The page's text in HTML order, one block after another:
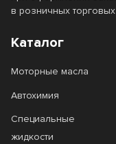
в розничных торговых
Каталог
Моторные масла
Автохимия
Специальные
жидкости